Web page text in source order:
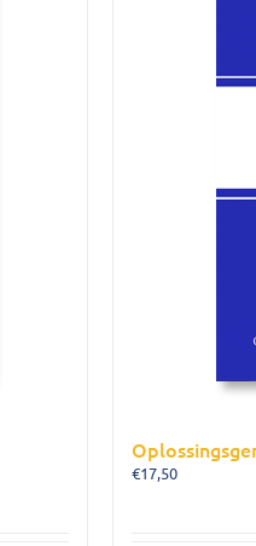
€17,50